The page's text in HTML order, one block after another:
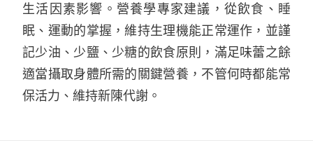
生活因素影響。營養學專家建議，從飲食、睡
眠、運動的掌握，維持生理機能正常運作，並謹
記少油、少鹽、少糖的飲食原則，滿足味蕾之餘
適當攝取身體所需的關鍵營養，不管何時都能常
保活力、維持新陳代謝。